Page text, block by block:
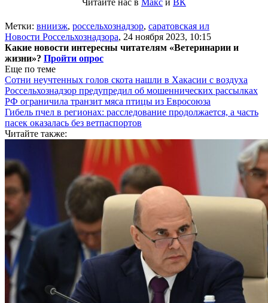
Метки: вниизж, россельхознадзор, саратовская ил
Новости Россельхознадзора, 24 ноября 2023, 10:15
Какие новости интересны читателям «Ветеринарии и
жизни»? Пройти опрос
Еще по теме
Сотни неучтенных голов скота нашли в Хакасии с воздуха
Россельхознадзор предупредил об мошеннических рассылках
РФ ограничила транзит мяса птицы из Евросоюза
Гибель пчел в регионах: расследование продолжается, а часть
пасек оказалась без ветпаспортов
Читайте также: